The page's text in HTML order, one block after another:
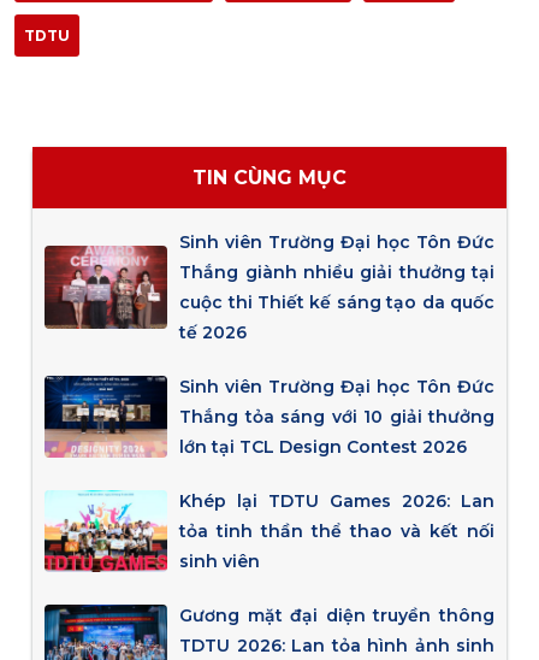
TDTU
TIN CÙNG MỤC
Sinh viên Trường Đại học Tôn Đức
Thắng giành nhiều giải thưởng tại
cuộc thi Thiết kế sáng tạo da quốc
tế 2026
Sinh viên Trường Đại học Tôn Đức
Thắng tỏa sáng với 10 giải thưởng
lớn tại TCL Design Contest 2026
Khép lại TDTU Games 2026: Lan
tỏa tinh thần thể thao và kết nối
sinh viên
Gương mặt đại diện truyền thông
TDTU 2026: Lan tỏa hình ảnh sinh